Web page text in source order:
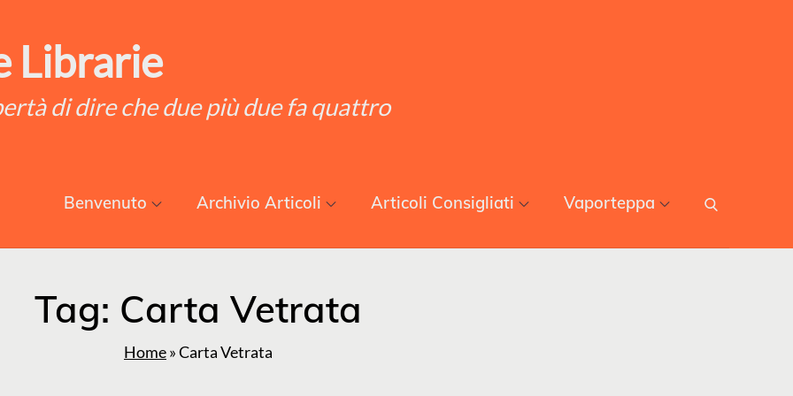
Librarie
di dire che due più due fa quattro
Benvenuto Archivio Articoli Articoli Consigliati Vaporteppa
Tag: Carta Vetrata
Home»Carta Vetrata